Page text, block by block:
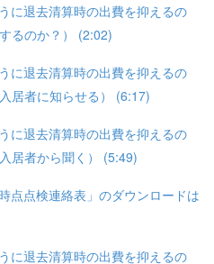
に退去清算時の出費を抑えるの
るのか？） (2:02)
に退去清算時の出費を抑えるの
居者に知らせる） (6:17)
に退去清算時の出費を抑えるの
居者から聞く） (5:49)
点点検連絡表」のダウンロードは
に退去清算時の出費を抑えるの